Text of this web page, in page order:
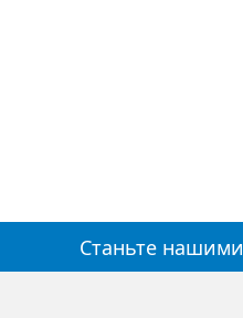
Станьте нашими